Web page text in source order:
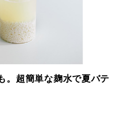
。超簡単な麹水で夏バテ